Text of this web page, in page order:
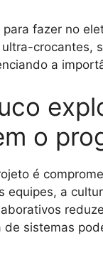
fazer no
crocantes,
a
o
é
equipes, a
de sistemas